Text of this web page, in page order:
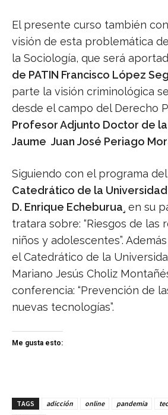
El presente curso también
visión de esta problemática
la Sociología, que será
de PATIN Francisco López
parte la visión criminológica
desde el campo del Derecho
Profesor Adjunto Doctor de
Jaume Juan José Periago
Siguiendo con el programa
Catedrático de la Universidad
D. Enrique Echeburua¸ en su
tratara sobre: “Riesgos de las
niños y adolescentes”.
el Catedrático de la
Mariano Jesús Choliz
conferencia: “Prevención de
nuevas tecnologías”.
Me gusta esto:
TAGS adicción online pandemia